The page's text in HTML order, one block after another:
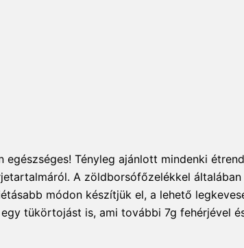
Tényleg ajánlott mindenki
A zöldborsófőzelékkel
módon készítjük el, a lehető
tükörtojást is, ami további 7g fehérjével